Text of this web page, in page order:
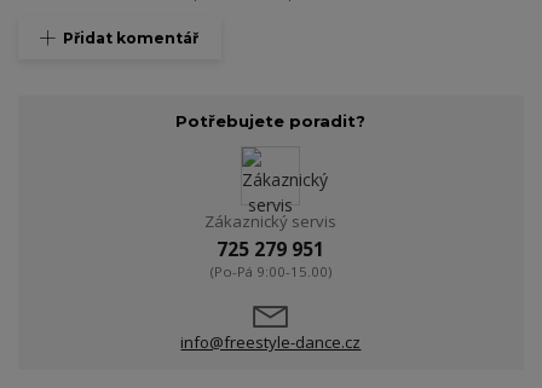
Přidat komentář
Potřebujete poradit?
Zákaznický servis
725 279 951
(Po-Pá 9:00-15.00)
info@freestyle-dance.cz